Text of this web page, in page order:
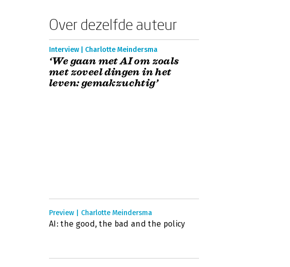
Over dezelfde auteur
Interview | Charlotte Meindersma
‘We gaan met AI om zoals
met zoveel dingen in het
leven: gemakzuchtig’
Preview | Charlotte Meindersma
AI: the good, the bad and the policy